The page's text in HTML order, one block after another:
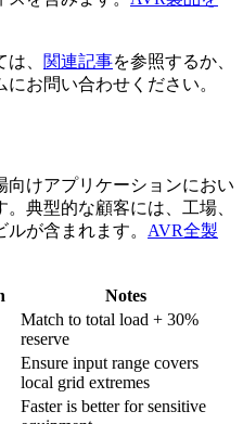
、 関連記事を参照するか、
お問い合わせください。
向けアプリケーションにおい
典型的な顧客には、工場、
が含まれます。 AVR全製
Notes
Match to total load + 30%
reserve
Ensure input range covers
local grid extremes
Faster is better for sensitive